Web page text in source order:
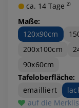
ca. 14 Tage ²⁾
Maße:
120x90cm
200x100cm
90x60cm
Tafeloberfläche:
emailliert
auf die